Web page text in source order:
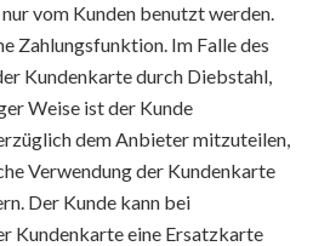
vom Kunden benutzt werden.
Zahlungsfunktion. Im Falle des
Kundenkarte durch Diebstahl,
Weise ist der Kunde
dem Anbieter mitzuteilen,
Verwendung der Kundenkarte
Der Kunde kann bei
Kundenkarte eine Ersatzkarte